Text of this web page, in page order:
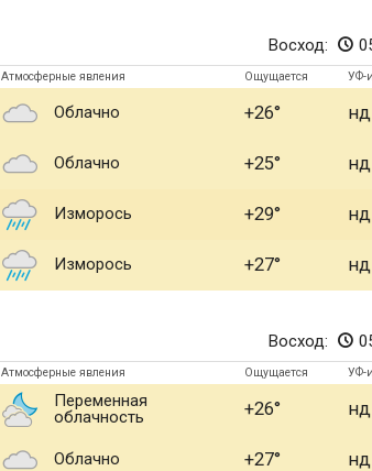
Восход:
Атмосферные явления Ощущается УФ-
Облачно +26 нд
Облачно +25 нд
Изморось +29 нд
Изморось +27 нд
Восход:
Атмосферные явления Ощущается УФ-
Переменная
облачность
+26 нд
Облачно +27 нд